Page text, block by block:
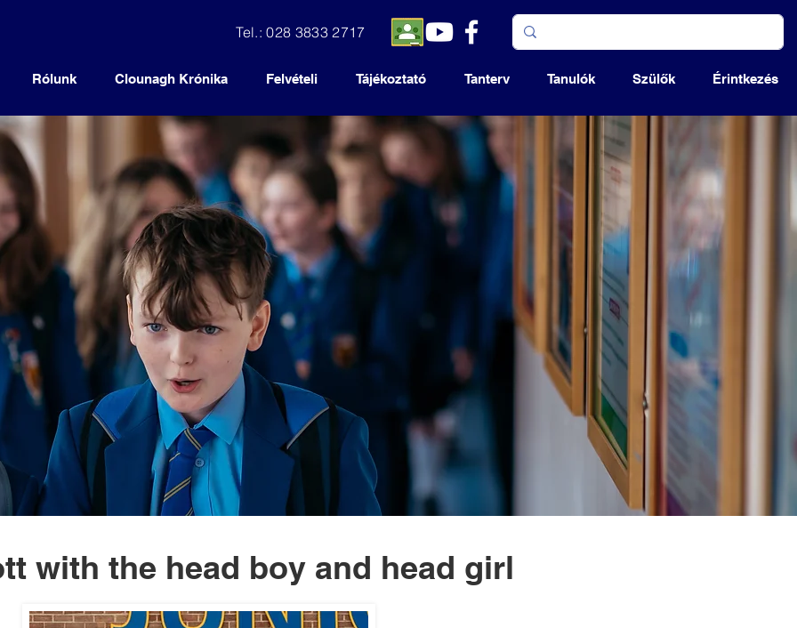
Tel.: 028 3833 2717
Rólunk Clounagh Krónika Felvételi Tájékoztató Tanterv Tanulók Szülők Érintkezés
with the head boy and head girl